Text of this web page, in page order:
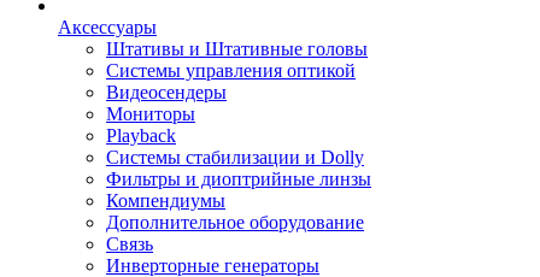
Аксессуары
Штативы и Штативные головы
Системы управления оптикой
Видеосендеры
Мониторы
Playback
Системы стабилизации и Dolly
Фильтры и диоптрийные линзы
Компендиумы
Дополнительное оборудование
Связь
Инверторные генераторы